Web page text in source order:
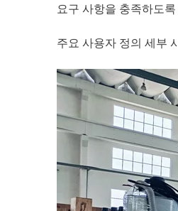
요구 사항을 충족하도
주요 사용자 정의 세부